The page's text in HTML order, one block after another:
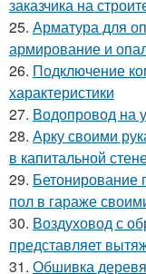
заказчика на
25. Арматура для
армирование и
26. Подключение
характеристики
27. Водопровод на
28. Арку своими
в капитальной
29. Бетонирование
пол в гараже
30. Воздуховод с
представляет
31. Обшивка